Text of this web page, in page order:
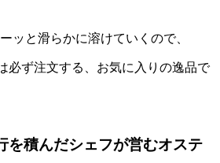
ッと滑らかに溶けていくので、
必ず注文する、お気に入りの逸品で
を積んだシェフが営むオステ